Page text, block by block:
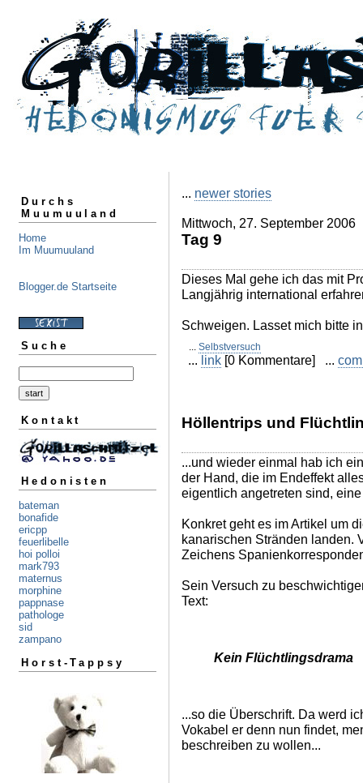
Durchs
Muumuuland
Home
Im Muumuuland
Blogger.de Startseite
Suche
Kontakt
Hedonisten
bateman
bonafide
ericpp
feuerlibelle
hoi polloi
mark793
maternus
morphine
pappnase
pathologe
sid
zampano
Horst-Tappsy
... newer stories
Mittwoch, 27. September 2006
Tag 9
Dieses Mal gehe ich das mit
Langjährig international
Schweigen. Lasset mich bitte
... Selbstversuch
... link [0 Kommentare] ...
Höllentrips und
...und wieder einmal hab ich
der Hand, die im Endeffekt
eigentlich angetreten sind,
Konkret geht es im Artikel um
kanarischen Stränden landen.
Zeichens
Sein Versuch zu
Text:
Kein Flüchtlingsdrama
...so die Überschrift. Da werd
Vokabel er denn nun findet,
beschreiben zu wollen...